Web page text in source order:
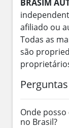
BRASIM
afiliado ou
Todas as
são
Onde
no Brasil?